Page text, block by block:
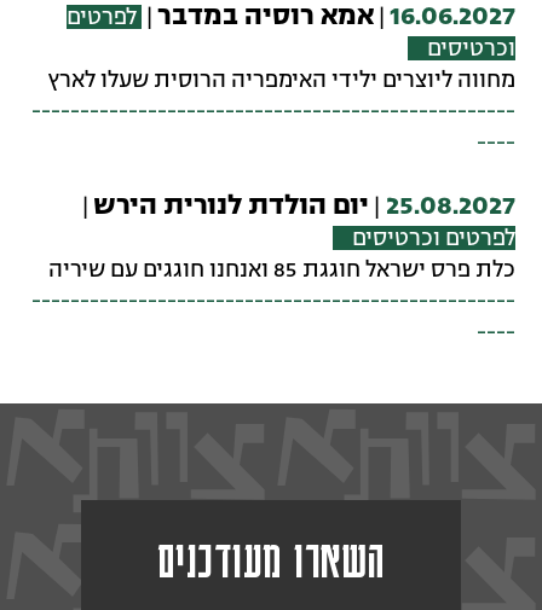
16.06.2027
|אמא רוסיה במדבר
לפרטים
וכרטיסים
מחווה ליוצרים ילידי האימפריה הרוסית שעלו לארץ
--------------------------------------------------
----
25.08.2027 יום הולדת לנורית הירש
לפרטים וכרטיסים
כלת פרס ישראל חוגגת 85 ואנחנו חוגגים עם שיריה
--------------------------------------------------
----
השארו מעודכנים